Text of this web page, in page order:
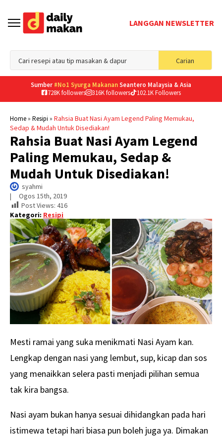
LANGGAN NEWSLETTER
Carian
for:
Sumber #No1 Syurga MakananSeantero Malaysia & Asia
728K followers
316K followers 102.1K Followers
Home» Resipi » Rahsia Buat Nasi Ayam Legend Paling Memukau,
Sedap & Mudah Untuk Disediakan!
Rahsia Buat Nasi Ayam Legend
Paling Memukau, Sedap &
Mudah Untuk Disediakan!
syahmi
| Ogos 15th, 2019
Post Views: 416
Kategori: Resipi
Mesti ramai yang suka menikmati Nasi Ayam kan.
Lengkap dengan nasi yang lembut, sup, kicap dan sos
yang menaikkan selera pasti menjadi pilihan semua
tak kira bangsa.
Nasi ayam bukan hanya sesuai dihidangkan pada hari
istimewa tetapi hari biasa pun boleh juga ya. Dimakan